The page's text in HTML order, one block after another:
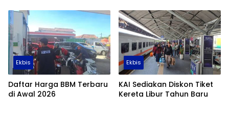
Ekbis
Daftar Harga BBM Terbaru
di Awal 2026
Ekbis
KAI Sediakan Diskon Tiket
Kereta Libur Tahun Baru